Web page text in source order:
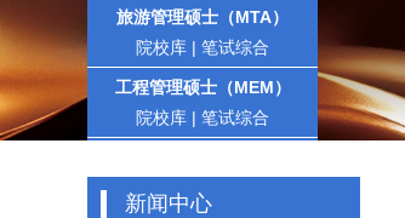
旅游管理硕士（MTA）
院校库 | 笔试综合
工程管理硕士（MEM）
院校库 | 笔试综合
新闻中心